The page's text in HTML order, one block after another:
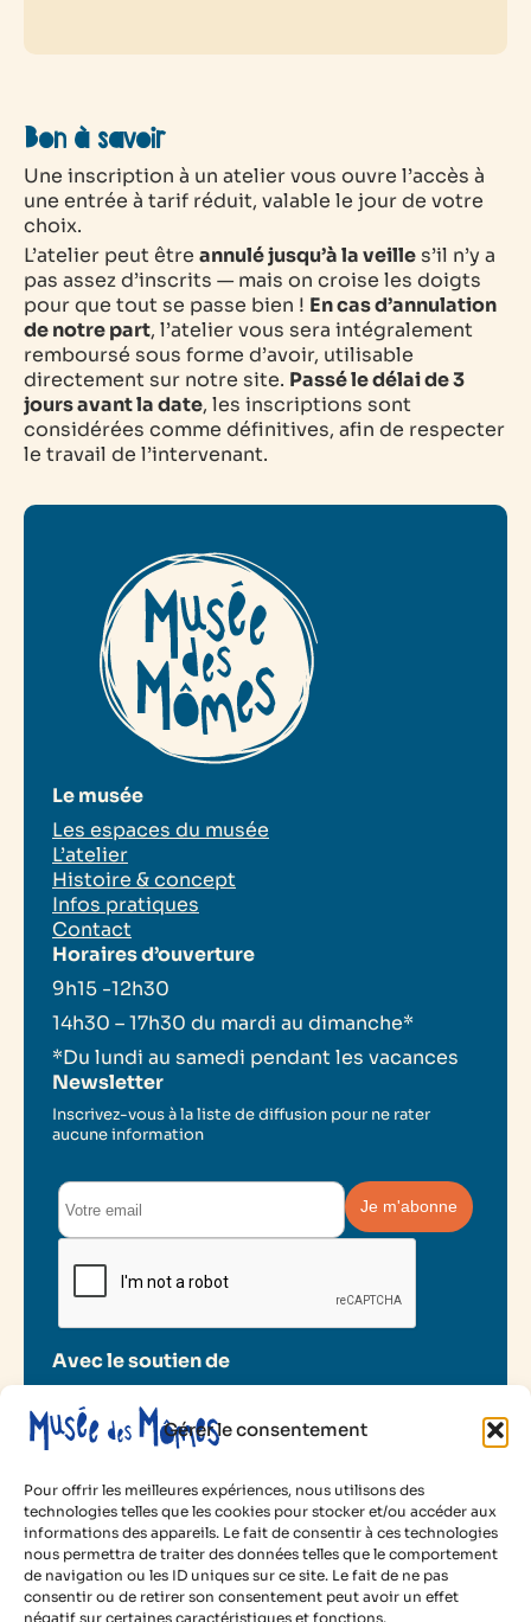
Gérer le consentement
Pour offrir les meilleures expériences, nous utilisons des
technologies telles que les cookies pour stocker et/ou accéder aux
informations des appareils. Le fait de consentir à ces technologies
nous permettra de traiter des données telles que le comportement
de navigation ou les ID uniques sur ce site. Le fait de ne pas
consentir ou de retirer son consentement peut avoir un effet
négatif sur certaines caractéristiques et fonctions.
Bon à savoir
Une inscription à un atelier vous ouvre l’accès à
une entrée à tarif réduit, valable le jour de votre
choix.
L’atelier peut être annulé jusqu’à la veille s’il n’y a
pas assez d’inscrits — mais on croise les doigts
pour que tout se passe bien ! En cas d’annulation
de notre part, l’atelier vous sera intégralement
remboursé sous forme d’avoir, utilisable
directement sur notre site. Passé le délai de 3
jours avant la date, les inscriptions sont
considérées comme définitives, afin de respecter
le travail de l’intervenant.
Le musée
Les espaces du musée
L’atelier
Histoire & concept
Infos pratiques
Contact
Horaires d’ouverture
9h15 -12h30
14h30 – 17h30 du mardi au dimanche*
*Du lundi au samedi pendant les vacances
Newsletter
Inscrivez-vous à la liste de diffusion pour ne rater
aucune information
Avec le soutien de
2025 Musée des Mômes
Mentions légales
Politique de cookies